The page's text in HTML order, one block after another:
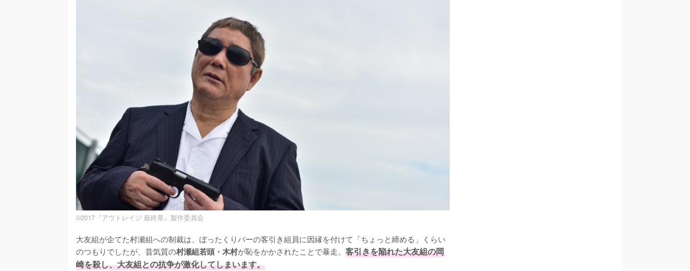
©2017『アウトレイジ 最終章』製作委員会
大友組が企てた村瀬組への制裁は、ぼったくりバーの客引き組員に因縁を付けて「ちょっと締める」くらい
のつもりでしたが、昔気質の村瀬組若頭・木村が恥をかかされたことで暴走。 客引きを陥れた大友組の岡
崎を殺し、大友組との抗争が激化してしまいます。